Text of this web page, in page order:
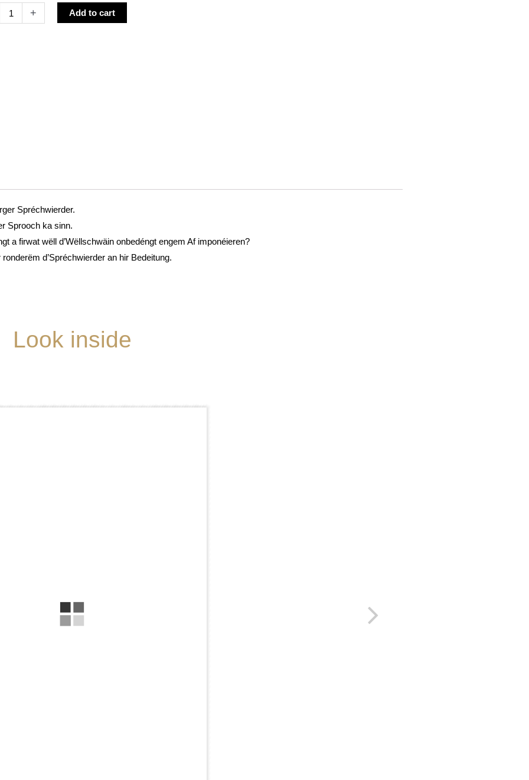
+ Add to cart
Spréchwierder.
Sprooch ka sinn.
a firwat wëll d’Wëllschwäin onbedéngt engem Af imponéieren?
d’Spréchwierder an hir Bedeitung.
Look inside